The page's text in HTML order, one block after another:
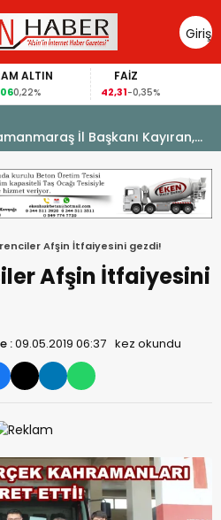
Giriş
Yap
ALTIN
0,22%
FAİZ
42,31-0,35%
İl Başkanı Kayıran,
Afşin İtfaiyesini gezdi!
Afşin İtfaiyesini
:09.05.2019 06:37 kez okundu